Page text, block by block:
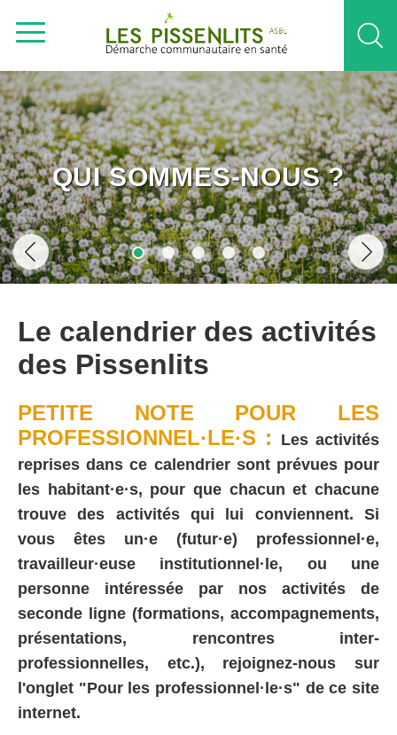
QUI SOMMES-NOUS ?
Le calendrier des activités
des Pissenlits
PETITE NOTE POUR LES
PROFESSIONNEL·LE·S :
Les activités
reprises dans ce calendrier sont prévues pour
les habitant·e·s, pour que chacun et chacune
trouve des activités qui lui conviennent. Si
vous êtes un·e (futur·e) professionnel·e,
travailleur·euse institutionnel·le, ou une
personne intéressée par nos activités de
seconde ligne (formations, accompagnements,
présentations, rencontres inter-
professionnelles, etc.), rejoignez-nous sur
l'onglet "Pour les professionnel·le·s" de ce site
internet.